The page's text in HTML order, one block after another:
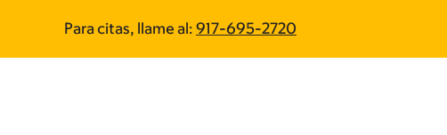
main
footer
Para citas, llame al: 917-695-2720